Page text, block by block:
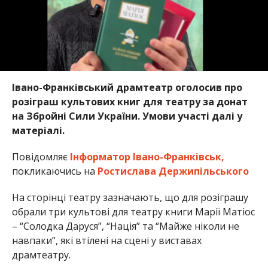
Івано-Франківський драмтеатр оголосив про
розіграш культових книг для театру за донат
на Збройні Сили України. Умови участі далі у
матеріалі.
Повідомляє Інформатор Івано-Франківськ,
покликаючись на Ростислава Держипільського
На сторінці театру зазначають, що для розіграшу
обрали три культові для театру книги Марії Матіос
– “Солодка Даруся”, “Нація” та “Майже ніколи не
навпаки”, які втілені на сцені у виставах
драмтеатру.